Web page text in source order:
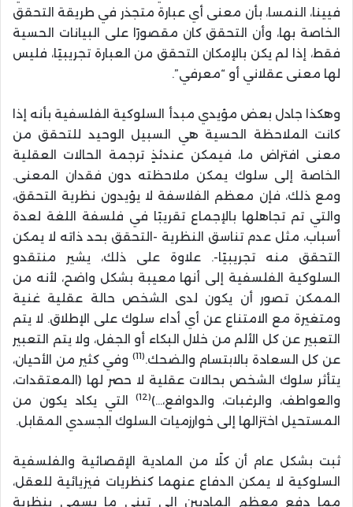
فيينا، النمسا، بأن معنى أي عبارة متجذر في طريقة التحقق
الخاصة بها، وأن التحقق كان مقصورًا على البيانات الحسية
فقط، إذا لم يكن بالإمكان التحقق من العبارة تجريبيًا، فليس
لها معنى عقلاني أو “معرفي”.
وهكذا جادل بعض مؤيدي مبدأ السلوكية الفلسفية بأنه إذا
كانت الملاحظة الحسية هي السبيل الوحيد للتحقق من
معنى افتراض ما، فيمكن عندئذٍ ترجمة الحالات العقلية
الخاصة إلى سلوك يمكن ملاحظته دون فقدان المعنى.
ومع ذلك، فإن معظم الفلاسفة لا يؤيدون نظرية التحقق،
والتي تم تجاهلها بالإجماع تقريبًا في فلسفة اللغة لعدة
أسباب، مثل عدم تناسق النظرية -التحقق بحد ذاته لا يمكن
التحقق منه تجريبيًا-. علاوة على ذلك، يشير منتقدو
السلوكية الفلسفية إلى أنها معيبة بشكل واضح، لأنه من
الممكن تصور أن يكون لدى الشخص حالة عقلية غنية
ومتغيرة مع الامتناع عن أي أداء سلوك على الإطلاق. لا يتم
التعبير عن كل الألم من خلال البكاء أو الجفل، ولا يتم التعبير
عن كل السعادة بالابتسام والضحك.(11)
وفي كثير من الأحيان،
يتأثر سلوك الشخص بحالات عقلية لا حصر لها (المعتقدات،
والعواطف، والرغبات، والدوافع،…)(12)
التي يكاد يكون من
المستحيل اختزالها إلى خوارزميات السلوك الجسدي المقابل.
ثبت بشكل عام أن كلًا من المادية الإقصائية والفلسفية
السلوكية لا يمكن الدفاع عنهما كنظريات فيزيائية للعقل،
مما دفع معظم الماديين إلى تبني ما يسمى بنظرية